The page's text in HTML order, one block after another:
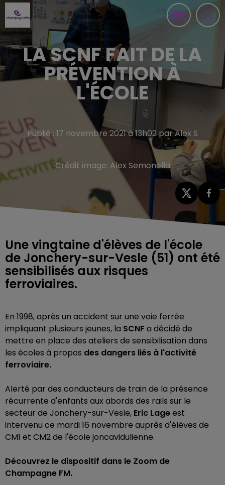
LA SCNF FAIT DE LA
PRÉVENTION À
L'ÉCOLE
Publié : 17 novembre 2021 à 13h02 par Alex S
Crédit image: Alex Semonella
Une vingtaine d'élèves de l'école
de Jonchery-sur-Vesle (51) ont été
sensibilisés aux risques
ferroviaires.
En 1998, après un accident sur une voie ferrée
impliquant plusieurs jeunes, la SCNF a décidé de
mettre en place des ateliers de sensibilisation dans
les écoles à propos des dangers liés à l'activité
ferroviaire.
Alerté par des conducteurs de train de la présence
récurrente d'enfants aux abords des rails sur le
secteur de Jonchery-sur-Vesle, Eric Lageest
intervenu ce mardi 16 novembre auprès d'élèves de
CM1 et CM2 de l'école joncavidulienne.
Découvrez le dispositif dans le Zoom de
Champagne FM.